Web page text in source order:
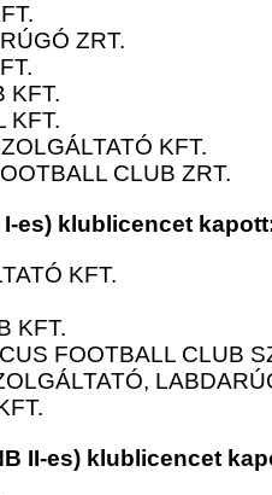
ZRT.
KFT.
KFT.
KFT.
CLUB ZRT.
es) klublicencet
KFT.
KFT.
FOOTBALL CLUB
II-es) klublicencet